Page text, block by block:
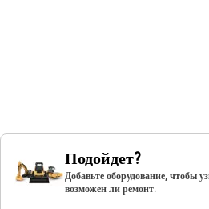
Подойдет?
Добавьте оборудование, чтобы
возможен ли ремонт.